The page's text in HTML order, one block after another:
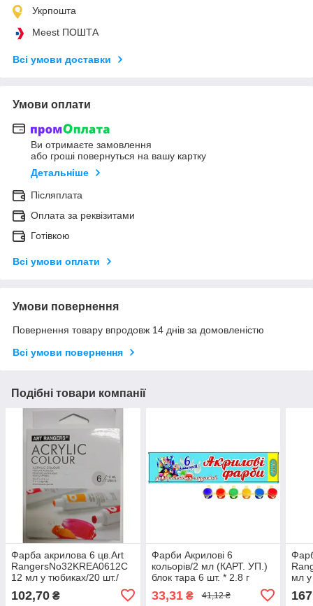
Укрпошта
Meest ПОШТА
Всі умови доставки
Умови оплати
Ви отримаєте замовлення
або гроші повернуться на вашу картку
Детальніше
Післяплата
Оплата за реквізитами
Готівкою
Всі умови оплати
Умови повернення
Повернення товару впродовж 14 днів за домовленістю
Всі умови повернення
Подібні товари компанії
Фарба акрилова 6 цв.Art
RangersNo32KREA0612C
12 мл у тюбиках/20 шт./
102,70 ₴
Фарби Акрилові 6
кольорів/2 мл (КАРТ. УП.)
блок тара 6 шт. * 2.8 г
33,31₴ 41,12 ₴
мл у